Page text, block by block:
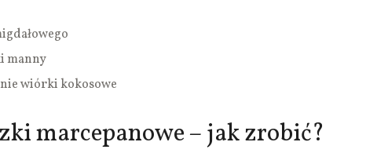
manny
wiórki kokosowe
marcepanowe – jak zrobić?